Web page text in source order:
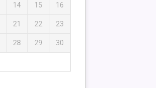
14 15 16
21 22 23
28 29 30